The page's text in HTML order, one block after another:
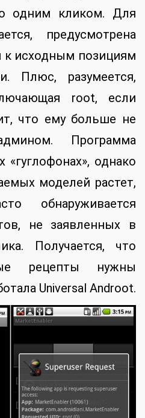
одним кликом. Для
предусмотрена
к исходным позициям
Плюс, разумеется,
root, если
что ему больше не
Программа
«гуглофонах», однако
моделей растет,
обнаруживается
не заявленных в
Получается, что
рецепты нужны
Universal Androot.